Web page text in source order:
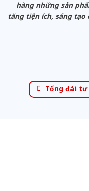
hàng những sản
tăng tiện ích, sáng
Tổng đài tư